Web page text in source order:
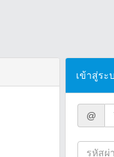
เข้าสู่ระ
@